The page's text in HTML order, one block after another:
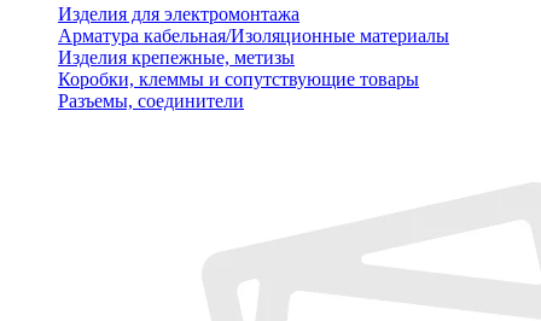
Изделия для электромонтажа
Арматура кабельная/Изоляционные материалы
Изделия крепежные, метизы
Коробки, клеммы и сопутствующие товары
Разъемы, соединители